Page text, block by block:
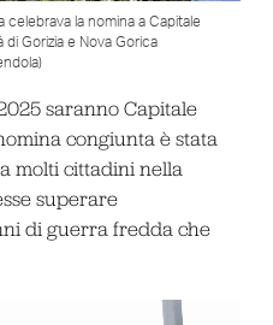
celebrava la nomina a Capitale
Gorizia e Nova Gorica
saranno Capitale
congiunta è stata
molti cittadini nella
superare
di guerra fredda che